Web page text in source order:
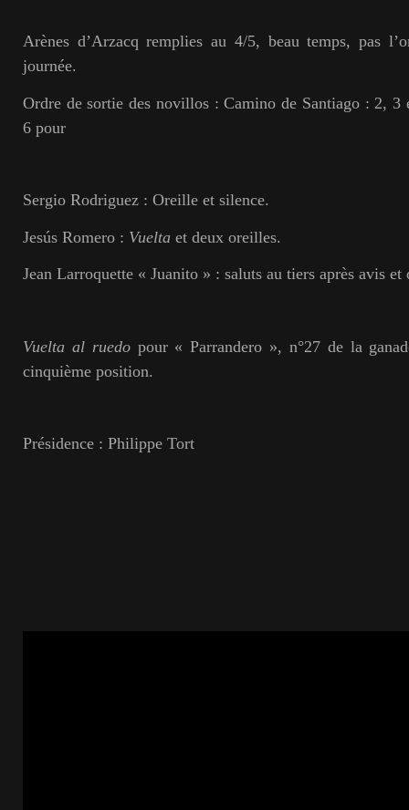
Arènes d’Arzacq remplies au 4/5, beau temps, pas
journée.
Ordre de sortie des novillos : Camino de Santiago : 2, 3
6 pour
Sergio Rodriguez : Oreille et silence.
Jesús Romero : Vuelta et deux oreilles.
Jean Larroquette « Juanito » : saluts au tiers après avis
Vuelta al ruedopour « Parrandero », n°27 de la
cinquième position.
Présidence : Philippe Tort